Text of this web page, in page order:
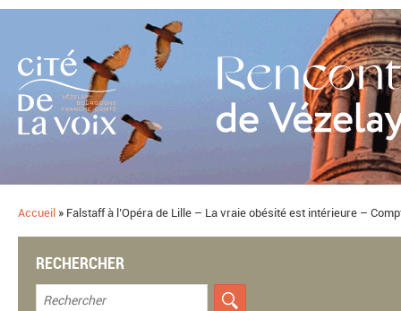
Accueil » Falstaff à l’Opéra de Lille – La vraie obésité est intérieure –
RECHERCHER